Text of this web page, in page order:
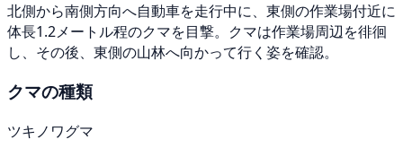
北側から南側方向へ自動車を走行中に、東側の作業場付近に
体長1.2メートル程のクマを目撃。クマは作業場周辺を徘徊
し、その後、東側の山林へ向かって行く姿を確認。
クマの種類
ツキノワグマ